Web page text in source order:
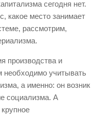
сегодня нет.
какое место занимает
рассмотрим,
производства и
необходимо учитывать
а именно: он возник
социализма. А